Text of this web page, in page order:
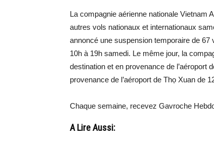
La compagnie aérienne nationale Vietnam
autres vols nationaux et internationaux
annoncé une suspension temporaire de 67
10h à 19h samedi. Le même jour, la
destination et en provenance de l’aéroport
provenance de l’aéroport de Thọ Xuan de
Chaque semaine, recevez Gavroche
A Lire Aussi: